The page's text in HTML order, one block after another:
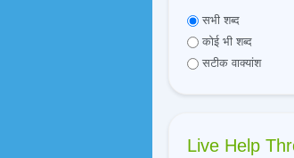
सभी शब्द
कोई भी शब्द
सटीक वाक्यांश
Live Help